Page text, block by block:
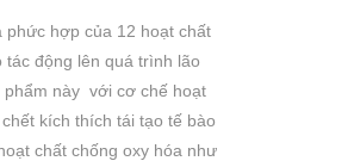
phức hợp của 12 hoạt chất
tác động lên quá trình lão
phẩm này với cơ chế hoạt
kích thích tái tạo tế bào
chất chống oxy hóa như